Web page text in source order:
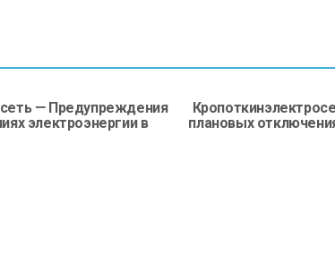
— Предупреждения
электроэнергии в
плановых